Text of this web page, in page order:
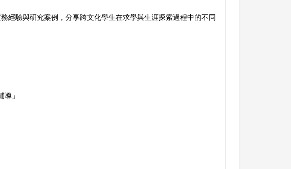
經驗與研究案例，分享跨文化學生在求學與生涯探索過程中的不同
」